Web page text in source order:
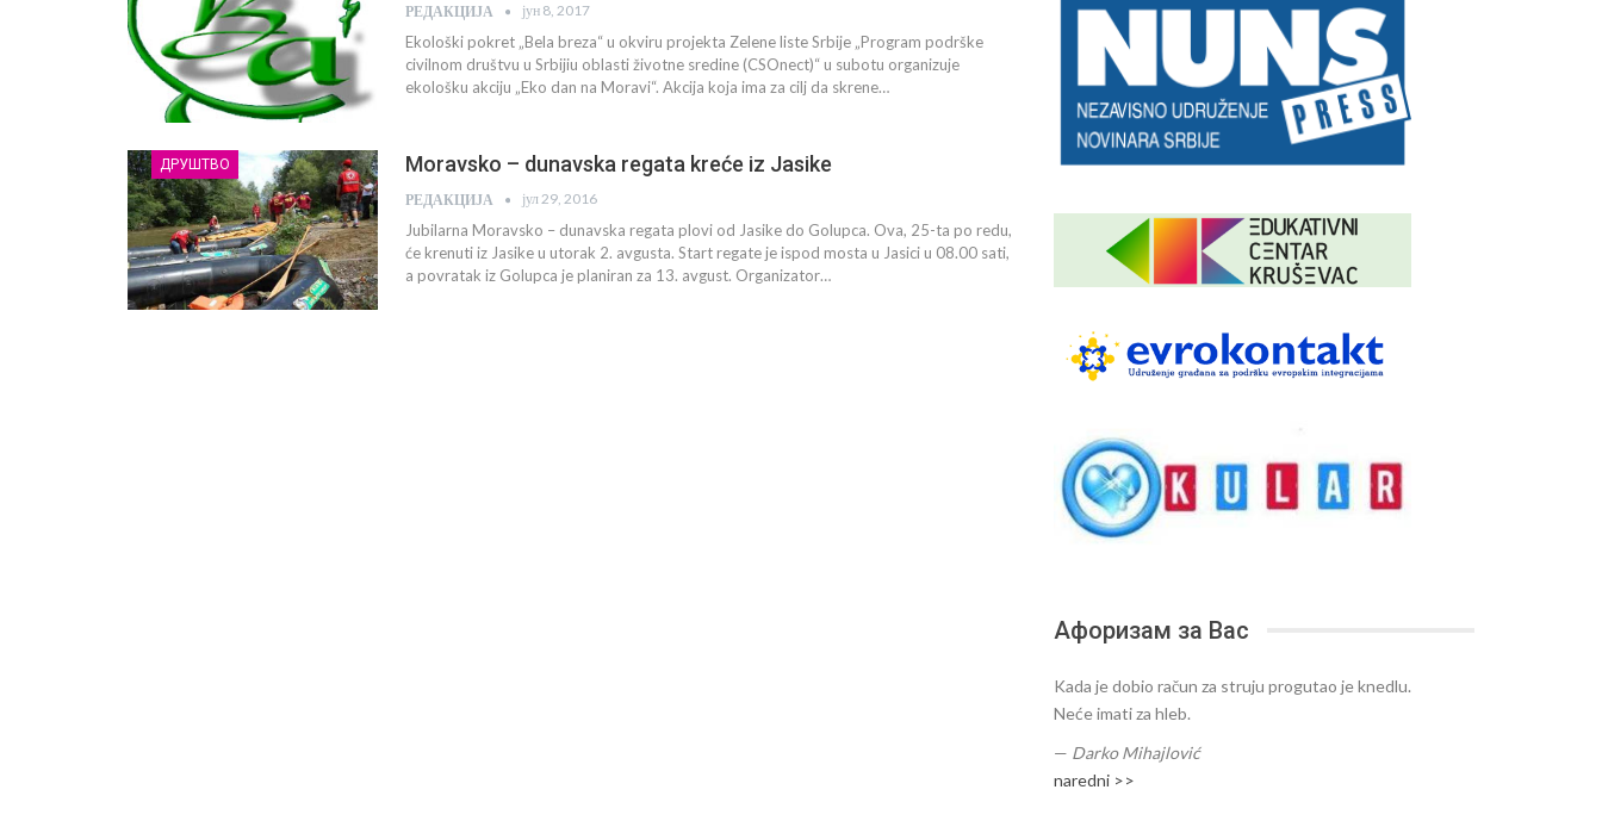
РЕДАКЦИЈА јун 8, 2017
Ekološki pokret „Bela breza“ u okviru projekta Zelene liste Srbije „Program podrške
civilnom društvu u Srbijiu oblasti životne sredine (CSOnect)“ u subotu organizuje
ekološku akciju „Eko dan na Moravi“. Akcija koja ima za cilj da skrene…
ДРУШТВО Moravsko – dunavska regata kreće iz Jasike
РЕДАКЦИЈА јул 29, 2016
Jubilarna Moravsko – dunavska regata plovi od Jasike do Golupca. Ova, 25-ta po redu,
će krenuti iz Jasike u utorak 2. avgusta. Start regate je ispod mosta u Jasici u 08.00 sati,
a povratak iz Golupca je planiran za 13. avgust. Organizator…
Афоризам за Вас
Kada je dobio račun za struju progutao je knedlu.
Neće imati za hleb.
— Darko Mihajlović
naredni >>